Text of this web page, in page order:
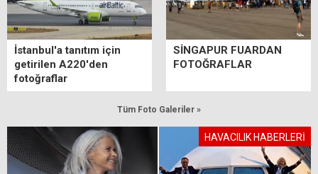
İstanbul'a tanıtım için
getirilen A220'den
fotoğraflar
SİNGAPUR FUARDAN
FOTOĞRAFLAR
Tüm Foto Galeriler »
HAVACILIK HABERLERİ